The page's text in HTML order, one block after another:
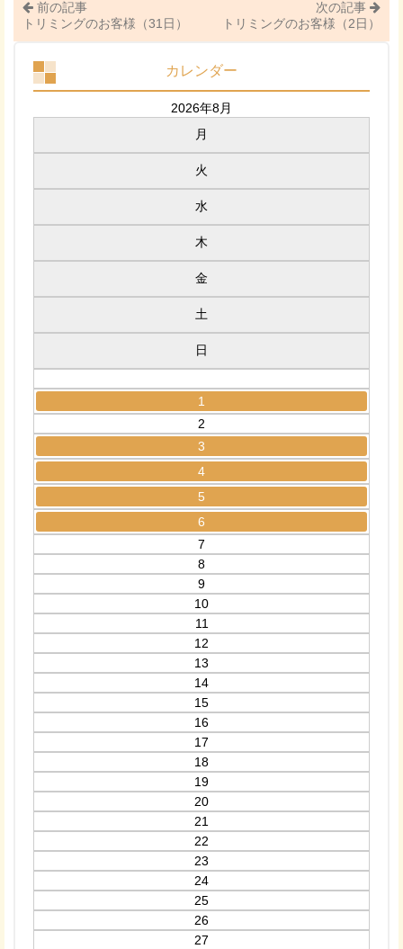
前の記事
トリミングのお客様（31日）
次の記事
トリミングのお客様（2日）
カレンダー
2026年8月
月
火
水
木
金
土
日
1
2
3
4
5
6
7
8
9
10
11
12
13
14
15
16
17
18
19
20
21
22
23
24
25
26
27